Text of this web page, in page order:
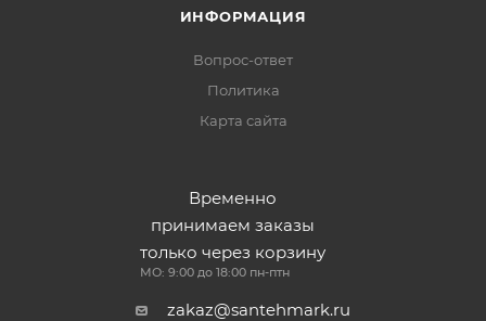
ИНФОРМАЦИЯ
Вопрос-ответ
Политика
Карта сайта
Временно
принимаем заказы
только через корзину
МО: 9:00 до 18:00 пн-птн
zakaz@santehmark.ru